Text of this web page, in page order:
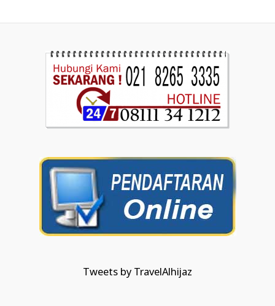
Tweets by TravelAlhijaz